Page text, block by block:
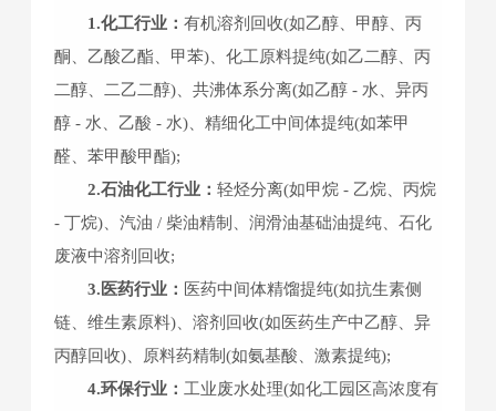
1.化工行业：有机溶剂回收(如乙醇、甲醇、丙
酮、乙酸乙酯、甲苯)、化工原料提纯(如乙二醇、丙
二醇、二乙二醇)、共沸体系分离(如乙醇 - 水、异丙
醇 - 水、乙酸 - 水)、精细化工中间体提纯(如苯甲
醛、苯甲酸甲酯);
2.石油化工行业：轻烃分离(如甲烷 - 乙烷、丙烷
- 丁烷)、汽油 / 柴油精制、润滑油基础油提纯、石化
废液中溶剂回收;
3.医药行业： 医药中间体精馏提纯(如抗生素侧
链、维生素原料)、溶剂回收(如医药生产中乙醇、异
丙醇回收)、原料药精制(如氨基酸、激素提纯);
4.环保行业： 工业废水处理(如化工园区高浓度有